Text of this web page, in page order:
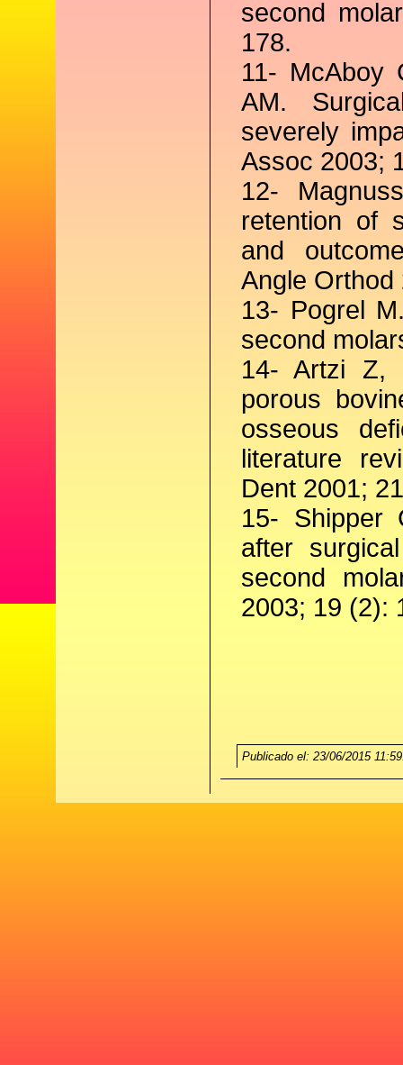
second
178.
11- McAboy
AM.
severely
Assoc 2003;
12-
retention of
and
Angle Orthod
13- Pogrel
second
14- Artzi Z,
porous
osseous
literature
Dent 2001;
15- Shipper
after
second
2003; 19 (2):
Publicado el: 23/06/2015